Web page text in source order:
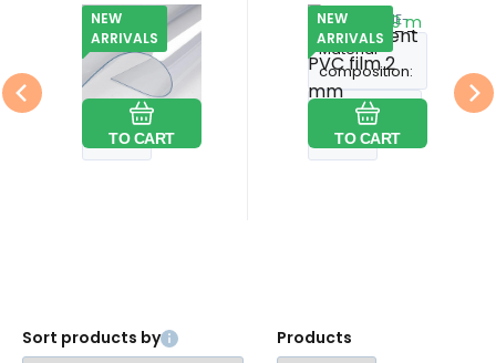
NEW
ARRIVALS
Modernatex
Transparent
PVC film 2
mm
Code:
FOLIE-
2mm
8595721062786
63.60GBP
In stock 0.9 m
TO CART
Favorite
Compare
Material
composition:
Grammage:
Width:
NEW
ARRIVALS
Modernatex
Transparent
PVC film 2
mm
Code:
FOLIE-
2mm
8595721062786
63.60GBP
In stock 0.9 m
TO CART
Favorite
Compare
Material
composition:
Grammage:
Width:
Sort products by Products